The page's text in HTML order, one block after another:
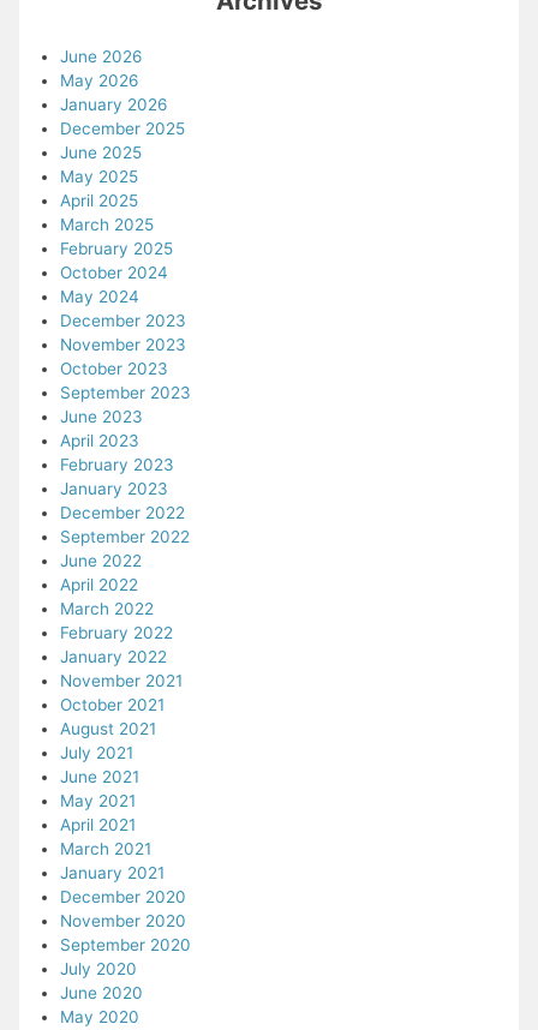
June 2026
May 2026
January 2026
December 2025
June 2025
May 2025
April 2025
March 2025
February 2025
October 2024
May 2024
December 2023
November 2023
October 2023
September 2023
June 2023
April 2023
February 2023
January 2023
December 2022
September 2022
June 2022
April 2022
March 2022
February 2022
January 2022
November 2021
October 2021
August 2021
July 2021
June 2021
May 2021
April 2021
March 2021
January 2021
December 2020
November 2020
September 2020
July 2020
June 2020
May 2020